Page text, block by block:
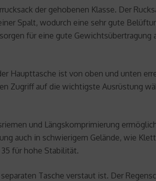
der gehobenen Klasse. Der
Spalt, wodurch eine sehr gute
für eine gute Gewichtsübertragung
Haupttasche ist von oben und unten
Zugriff auf die wichtigste Ausrüstung
und Längskomprimierung
auch in schwierigem Gelände, wie
für hohe Stabilität.
Tasche verstaut ist. Der